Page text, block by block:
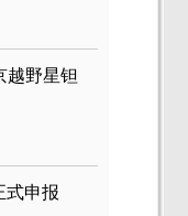
越野星钽
式申报